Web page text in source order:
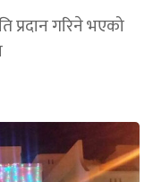
प्रदान गरिने भएको